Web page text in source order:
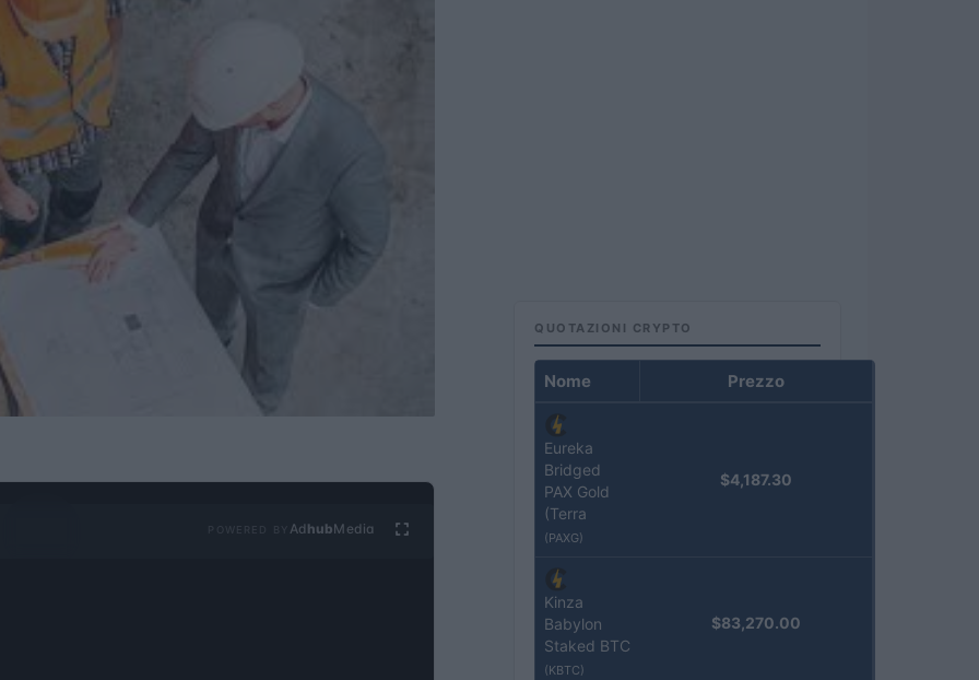
Ad hubMedia
QUOTAZIONI CRYPTO
Nome Prezzo
Eureka
Bridged
PAX Gold
(Terra
(PAXG)
$4,187.30
Kinza
Babylon
Staked BTC
(KBTC)
$83,270.00